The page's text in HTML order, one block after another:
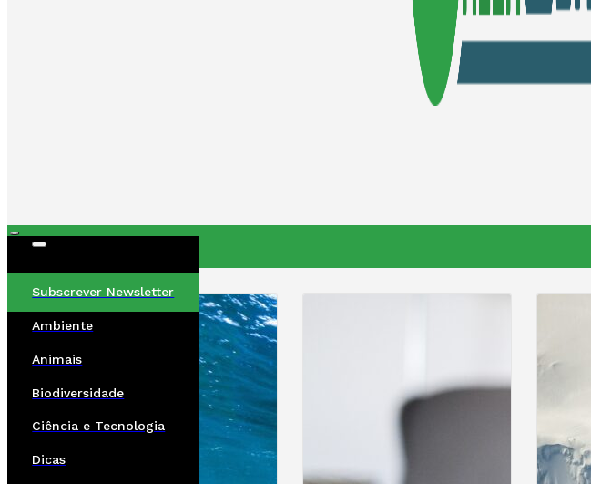
Subscrever Newsletter
Ambiente
Animais
Biodiversidade
Ciência e Tecnologia
Dicas